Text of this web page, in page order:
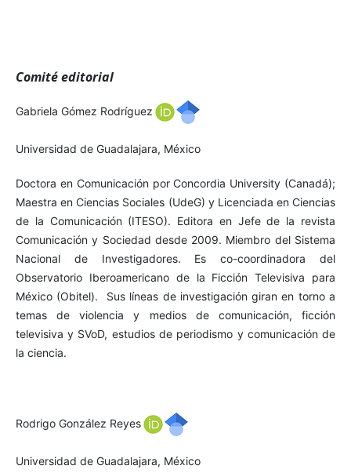
Comité editorial
Gabriela Gómez Rodríguez
Universidad de Guadalajara, México
Doctora en Comunicación por Concordia University (Canadá);
Maestra en Ciencias Sociales (UdeG) y Licenciada en Ciencias
de la Comunicación (ITESO). Editora en Jefe de la revista
Comunicación y Sociedad desde 2009. Miembro del Sistema
Nacional de Investigadores. Es co-coordinadora del
Observatorio Iberoamericano de la Ficción Televisiva para
México (Obitel). Sus líneas de investigación giran en torno a
temas de violencia y medios de comunicación, ficción
televisiva y SVoD, estudios de periodismo y comunicación de
la ciencia.
Rodrigo González Reyes
Universidad de Guadalajara, México